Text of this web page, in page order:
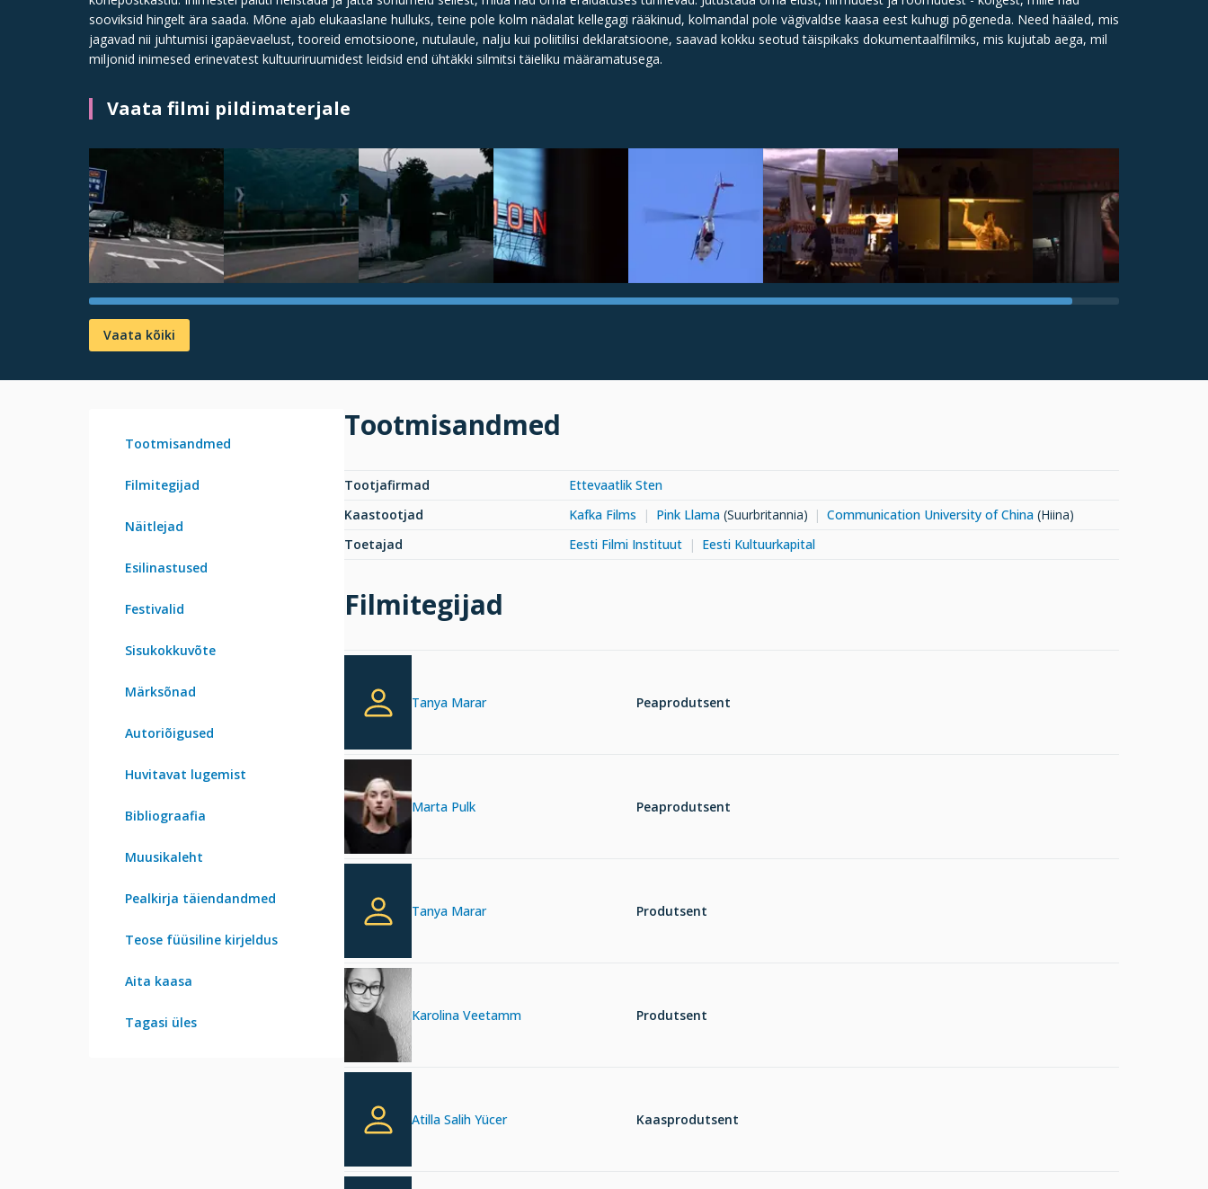
sooviksid hingelt ära saada. Mõne ajab elukaaslane hulluks, teine pole kolm nädalat kellegagi rääkinud, kolmandal pole vägivaldse kaasa eest kuhugi põgeneda. Need hääled, mis
jagavad nii juhtumisi igapäevaelust, tooreid emotsioone, nutulaule, nalju kui poliitilisi deklaratsioone, saavad kokku seotud täispikaks dokumentaalfilmiks, mis kujutab aega, mil
miljonid inimesed erinevatest kultuuriruumidest leidsid end ühtäkki silmitsi täieliku määramatusega.
Vaata filmi pildimaterjale
Vaata kõiki
Tootmisandmed
Filmitegijad
Näitlejad
Esilinastused
Festivalid
Sisukokkuvõte
Märksõnad
Autoriõigused
Huvitavat lugemist
Bibliograafia
Muusikaleht
Pealkirja täiendandmed
Teose füüsiline kirjeldus
Aita kaasa
Tagasi üles
Tootmisandmed
Tootjafirmad
Ettevaatlik Sten
Kaastootjad
Kafka Films Pink Llama(Suurbritannia) Communication University of China (Hiina)
Toetajad
Eesti Filmi Instituut Eesti Kultuurkapital
Filmitegijad
Tanya Marar Peaprodutsent
Marta Pulk Peaprodutsent
Tanya Marar Produtsent
Karolina Veetamm Produtsent
Atilla Salih Yücer Kaasprodutsent